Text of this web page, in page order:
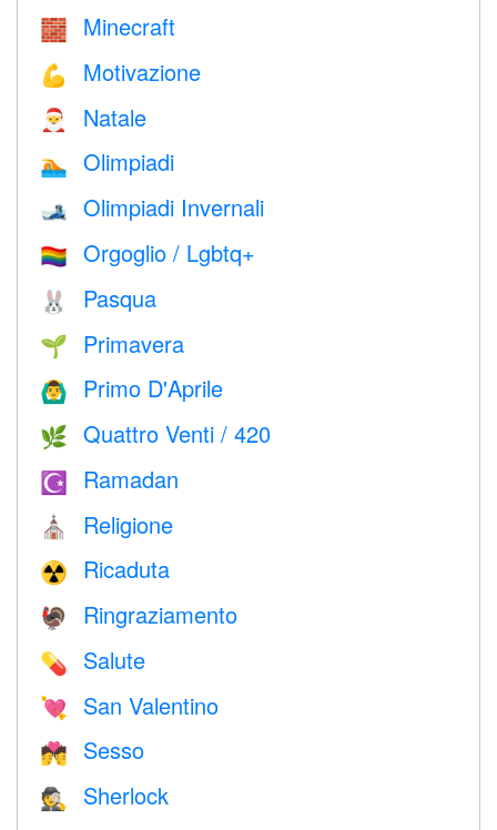
🧱 Minecraft
💪 Motivazione
🎅 Natale
🏊 Olimpiadi
🎿 Olimpiadi Invernali
🏳️‍🌈 Orgoglio / Lgbtq+
🐰 Pasqua
🌱 Primavera
🙆‍♂️ Primo D'Aprile
🌿 Quattro Venti / 420
☪️ Ramadan
⛪️ Religione
☢️ Ricaduta
🦃 Ringraziamento
💊 Salute
💘 San Valentino
💏 Sesso
🕵️ Sherlock